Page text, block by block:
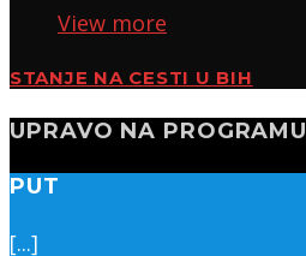
View more
STANJE NA CESTI U BIH
UPRAVO NA PROGRAMU
PUT
[...]